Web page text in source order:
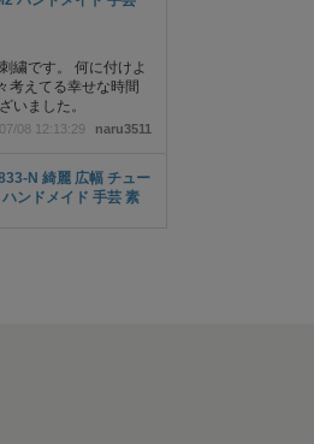
繍です。 何に付けよ
考えてる幸せな時間
いました。
naru3511
08 12:13:29
N 綺麗 広幅 チュー
ンドメイド 手芸 素